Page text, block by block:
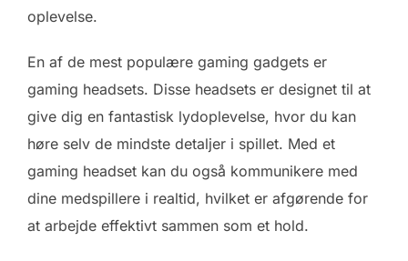
oplevelse.
En af de mest populære gaming gadgets er
gaming headsets. Disse headsets er designet til at
give dig en fantastisk lydoplevelse, hvor du kan
høre selv de mindste detaljer i spillet. Med et
gaming headset kan du også kommunikere med
dine medspillere i realtid, hvilket er afgørende for
at arbejde effektivt sammen som et hold.